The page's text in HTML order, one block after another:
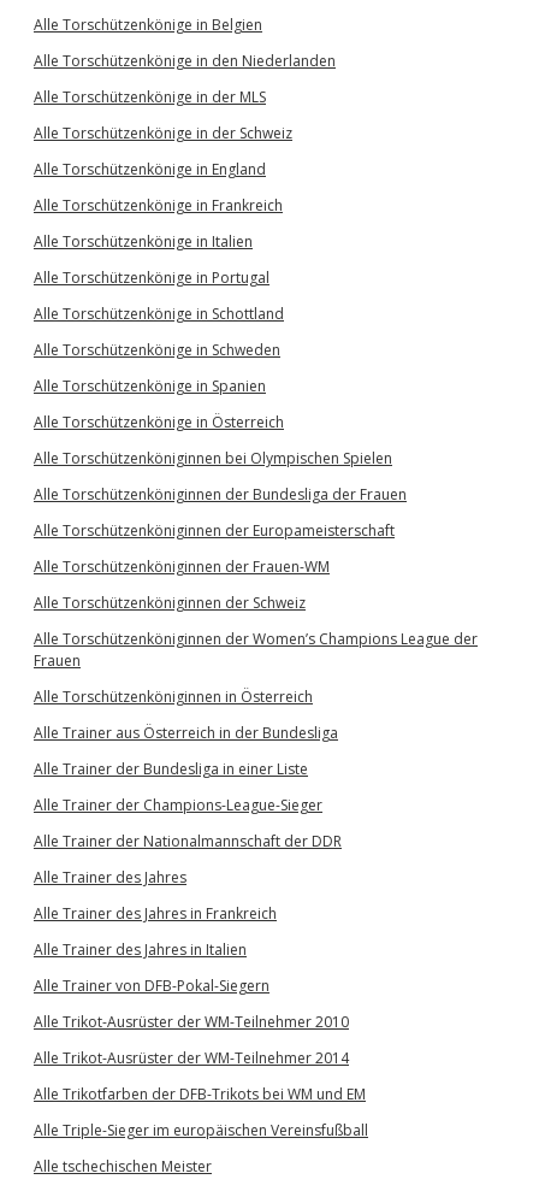
Alle Torschützenkönige in Belgien
Alle Torschützenkönige in den Niederlanden
Alle Torschützenkönige in der MLS
Alle Torschützenkönige in der Schweiz
Alle Torschützenkönige in England
Alle Torschützenkönige in Frankreich
Alle Torschützenkönige in Italien
Alle Torschützenkönige in Portugal
Alle Torschützenkönige in Schottland
Alle Torschützenkönige in Schweden
Alle Torschützenkönige in Spanien
Alle Torschützenkönige in Österreich
Alle Torschützenköniginnen bei Olympischen Spielen
Alle Torschützenköniginnen der Bundesliga der Frauen
Alle Torschützenköniginnen der Europameisterschaft
Alle Torschützenköniginnen der Frauen-WM
Alle Torschützenköniginnen der Schweiz
Alle Torschützenköniginnen der Women’s Champions League der
Frauen
Alle Torschützenköniginnen in Österreich
Alle Trainer aus Österreich in der Bundesliga
Alle Trainer der Bundesliga in einer Liste
Alle Trainer der Champions-League-Sieger
Alle Trainer der Nationalmannschaft der DDR
Alle Trainer des Jahres
Alle Trainer des Jahres in Frankreich
Alle Trainer des Jahres in Italien
Alle Trainer von DFB-Pokal-Siegern
Alle Trikot-Ausrüster der WM-Teilnehmer 2010
Alle Trikot-Ausrüster der WM-Teilnehmer 2014
Alle Trikotfarben der DFB-Trikots bei WM und EM
Alle Triple-Sieger im europäischen Vereinsfußball
Alle tschechischen Meister